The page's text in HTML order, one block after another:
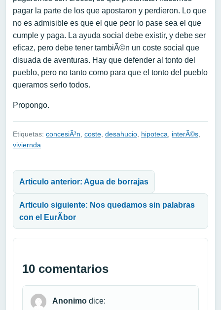
pagar la parte de los que apostaron y perdieron. Lo que
no es admisible es que el que peor lo pase sea el que
cumple y paga. La ayuda social debe existir, y debe ser
eficaz, pero debe tener tambiÃ©n un coste social que
disuada de aventuras. Hay que defender al tonto del
pueblo, pero no tanto como para que el tonto del pueblo
queramos serlo todos.
Propongo.
Etiquetas: concesiÃ³n coste desahucio hipoteca interÃ©s
viviernda
Articulo anterior: Agua de borrajas
Articulo siguiente: Nos quedamos sin palabras
con el EurÃ­bor
10 comentarios
Anonimo dice: